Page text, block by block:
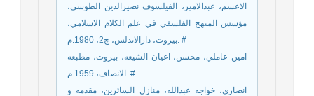
الاعسم، عبدالامير، الفيلسوف نصيرالدين الطوسي،
مؤسس المنهج الفلسفي في علم الکلام الاسلامي،
بيروت، دارالاندلس، چ2، 1980.م. #
امين عاملي، محسن، اعيان الشيعه، بيروت، مطبعه
الانصاف، 1959.م. #
انصاري، خواجه عبدالله، منازل السائرين، مقدمه و